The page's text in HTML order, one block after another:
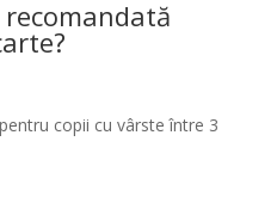
copii cu vârste între 3